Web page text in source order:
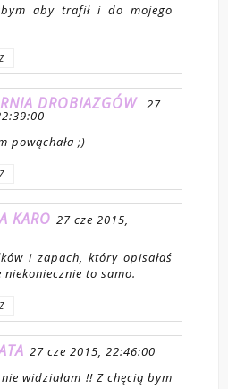
aby trafił i do mojego
DROBIAZGÓW 27
powąchała ;)
KARO 27 cze 2015,
i zapach, który opisałaś
to samo.
27 cze 2015, 22:46:00
widziałam !! Z chęcią bym